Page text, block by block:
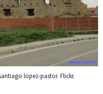
lopez-pastor. Flickr.